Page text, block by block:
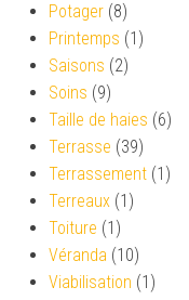
Potager (8)
Printemps (1)
Saisons (2)
Soins (9)
Taille de haies (6)
Terrasse (39)
Terrassement (1)
Terreaux (1)
Toiture (1)
Véranda (10)
Viabilisation (1)